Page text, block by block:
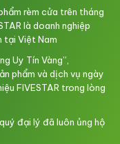
rèm cửa trên tháng
là doanh nghiệp
tại Việt Nam
Uy Tín Vàng”,
phẩm và dịch vụ ngày
FIVESTAR trong lòng
đại lý đã luôn ủng hộ